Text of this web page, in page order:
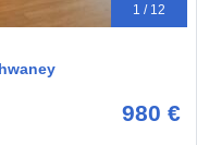
1 / 12
980 €